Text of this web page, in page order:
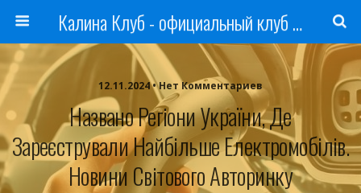
Калина Клуб - официальный клуб ЛАДА
12.11.2024 • Нет Комментариев
Названо Регіони України, Де
Зареєстрували Найбільше Електромобілів.
Новини Світового Авторинку